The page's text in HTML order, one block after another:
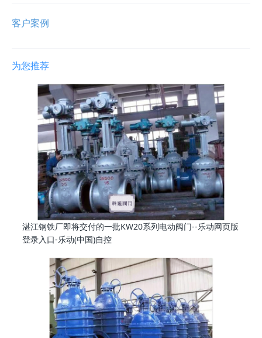
客户案例
为您推荐
湛江钢铁厂即将交付的一批KW20系列电动阀门--乐动网页版
登录入口-乐动(中国)自控